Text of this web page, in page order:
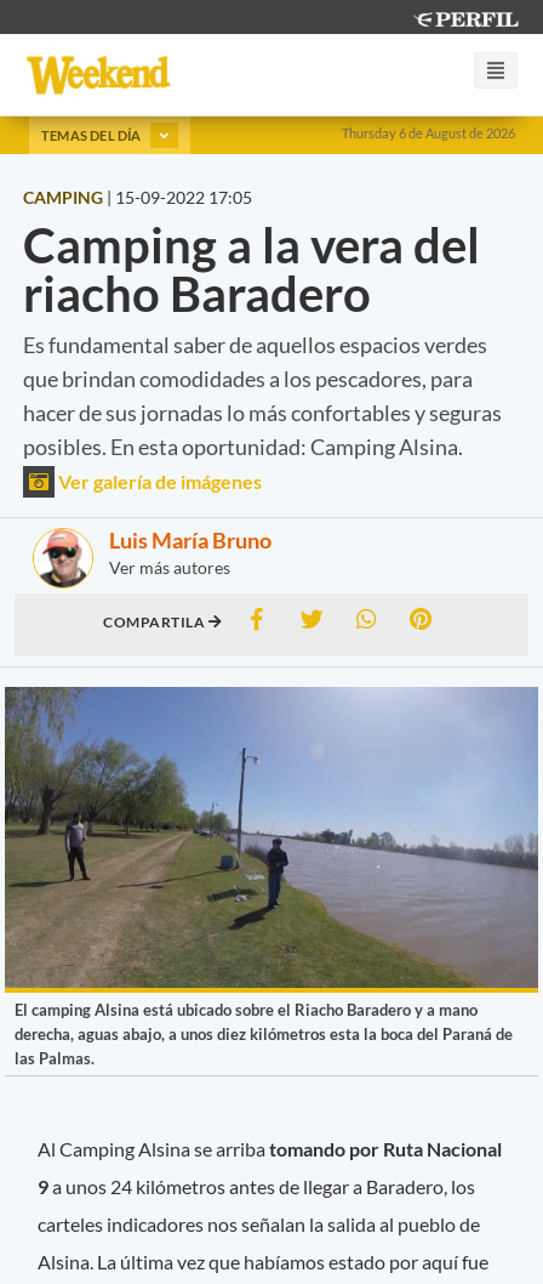
Thursday 6 de August de 2026
TEMAS DEL DÍA
CAMPING | 15-09-2022 17:05
Camping a la vera del
riacho Baradero
Es fundamental saber de aquellos espacios verdes
que brindan comodidades a los pescadores, para
hacer de sus jornadas lo más confortables y seguras
posibles. En esta oportunidad: Camping Alsina.
Ver galería de imágenes
Luis María Bruno
Ver más autores
COMPARTILA
El camping Alsina está ubicado sobre el Riacho Baradero y a mano
derecha, aguas abajo, a unos diez kilómetros esta la boca del Paraná de
las Palmas.
Al Camping Alsina se arribatomando por Ruta Nacional
9a unos 24 kilómetros antes de llegar a Baradero, los
carteles indicadores nos señalan la salida al pueblo de
Alsina. La última vez que habíamos estado por aquí fue